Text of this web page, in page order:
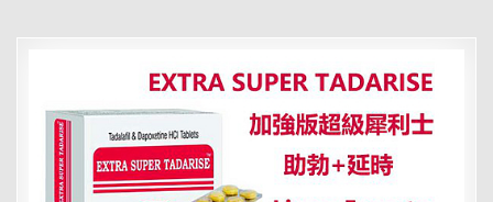
縣
鄉
民
宿
住
宿
優
惠
|